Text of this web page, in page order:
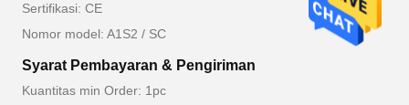
Sertifikasi: CE
Nomor model: A1S2 / SC
Syarat Pembayaran & Pengiriman
Kuantitas min Order: 1pc